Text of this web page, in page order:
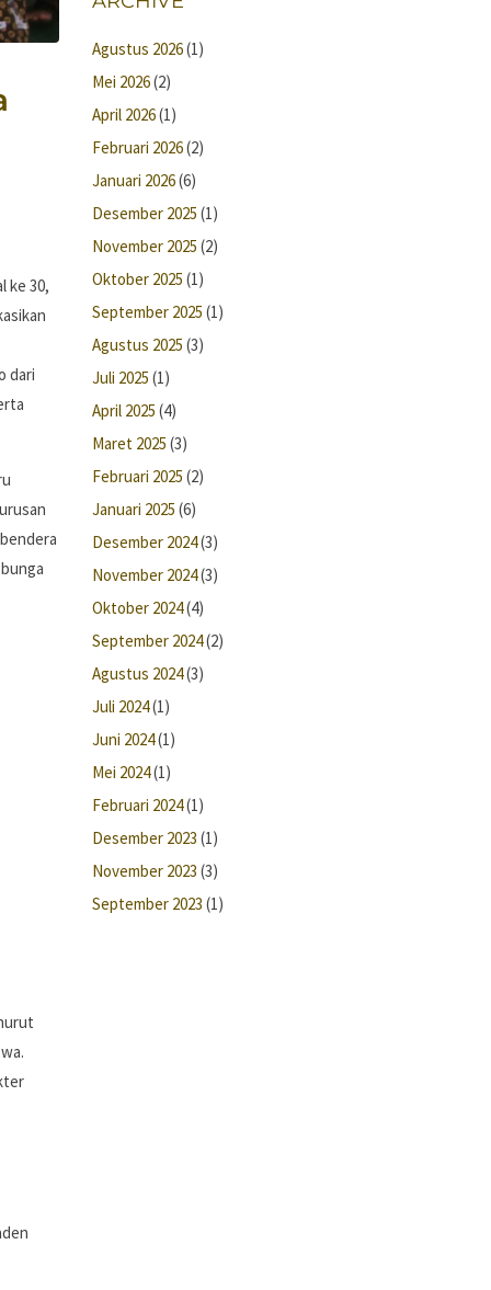
ke 30,
dari
Agustus 2026(1)
Mei 2026(2)
April 2026(1)
Februari 2026(2)
Januari 2026(6)
Desember 2025 (1)
November 2025 (2)
Oktober 2025 (1)
September 2025 (1)
Agustus 2025 (3)
Juli 2025 (1)
April 2025 (4)
Maret 2025 (3)
Februari 2025 (2)
Januari 2025 (6)
Desember 2024(3)
November 2024(3)
Oktober 2024(4)
September 2024(2)
Agustus 2024(3)
Juli 2024(1)
Juni 2024(1)
Mei 2024(1)
Februari 2024(1)
Desember 2023 (1)
November 2023 (3)
September 2023 (1)